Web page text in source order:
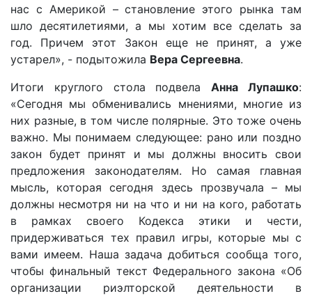
нас с Америкой – становление этого рынка там
шло десятилетиями, а мы хотим все сделать за
год. Причем этот Закон еще не принят, а уже
устарел», - подытожила Вера Сергеевна.
Итоги круглого стола подвелаАнна Лупашко:
«Сегодня мы обменивались мнениями, многие из
них разные, в том числе полярные. Это тоже очень
важно. Мы понимаем следующее: рано или поздно
закон будет принят и мы должны вносить свои
предложения законодателям. Но самая главная
мысль, которая сегодня здесь прозвучала – мы
должны несмотря ни на что и ни на кого, работать
в рамках своего Кодекса этики и чести,
придерживаться тех правил игры, которые мы с
вами имеем. Наша задача добиться сообща того,
чтобы финальный текст Федерального закона «Об
организации риэлторской деятельности в